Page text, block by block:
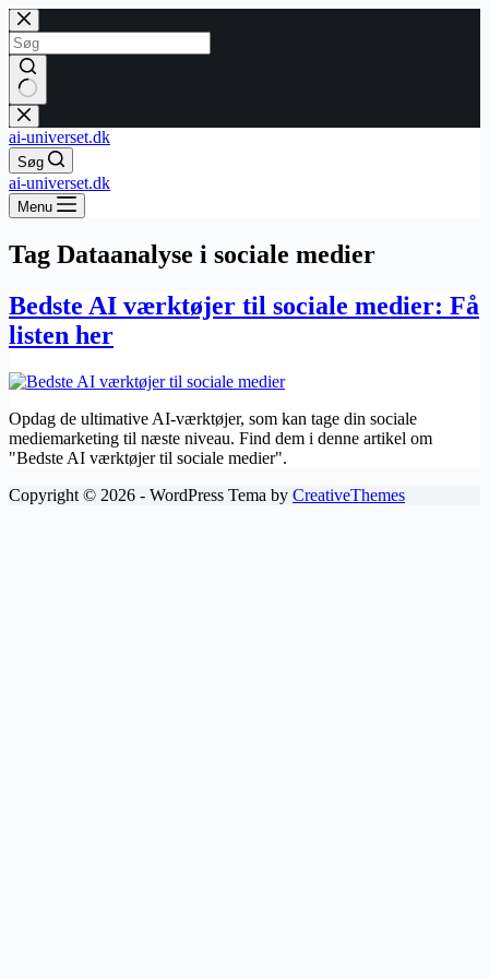
Fortsæt
til
indhold
Ingen
resultater
ai-universet.dk
Søg
ai-universet.dk
Menu
Tag Dataanalyse i sociale medier
Bedste AI værktøjer til sociale medier: Få
listen her
Opdag de ultimative AI-værktøjer, som kan tage din sociale
mediemarketing til næste niveau. Find dem i denne artikel om
"Bedste AI værktøjer til sociale medier".
Copyright © 2026 - WordPress Tema by CreativeThemes